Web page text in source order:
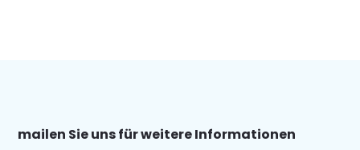
mailen Sie uns für weitere Informationen